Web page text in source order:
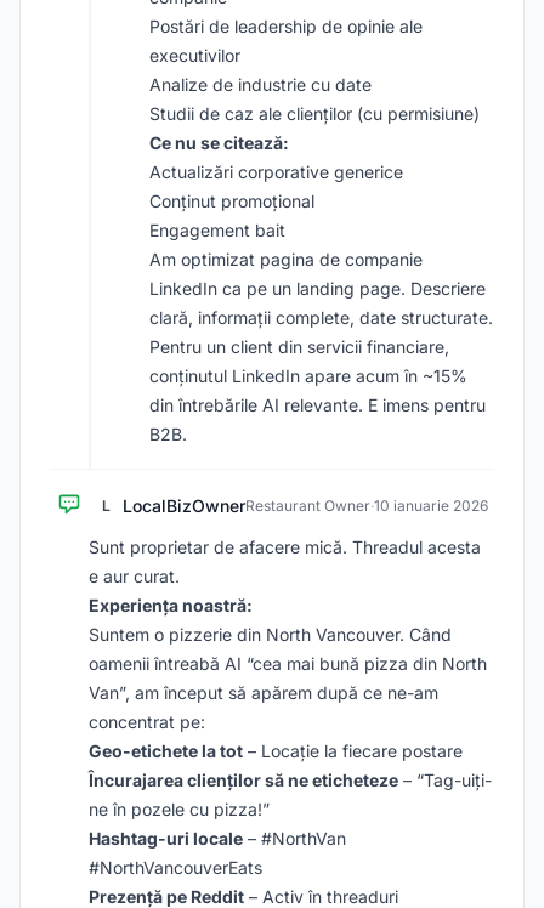
Postări de leadership de opinie ale
executivilor
Analize de industrie cu date
Studii de caz ale clienților (cu permisiune)
Ce nu se citează:
Actualizări corporative generice
Conținut promoțional
Engagement bait
Am optimizat pagina de companie
LinkedIn ca pe un landing page. Descriere
clară, informații complete, date structurate.
Pentru un client din servicii financiare,
conținutul LinkedIn apare acum în ~15%
din întrebările AI relevante. E imens pentru
B2B.
L LocalBizOwnerRestaurant Owner·10 ianuarie 2026
Sunt proprietar de afacere mică. Threadul acesta
e aur curat.
Experiența noastră:
Suntem o pizzerie din North Vancouver. Când
oamenii întreabă AI “cea mai bună pizza din North
Van”, am început să apărem după ce ne-am
concentrat pe:
Geo-etichete la tot – Locație la fiecare postare
Încurajarea clienților să ne eticheteze – “Tag-uiți-
ne în pozele cu pizza!”
Hashtag-uri locale – #NorthVan
#NorthVancouverEats
Prezență pe Reddit – Activ în threaduri